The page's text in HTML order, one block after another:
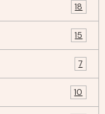
18
15
7
10